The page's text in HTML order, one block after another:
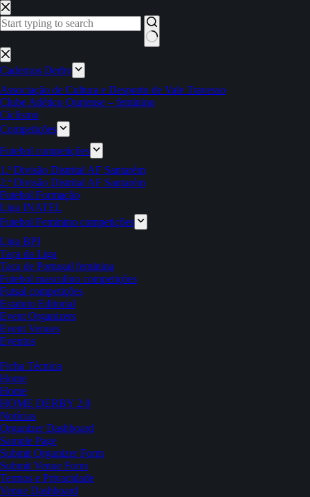
Pular
para
o
Sem
resultados
Cadernos Derby
Associação de Cultura e Desporto de Vale Travesso
Clube Atlético Ouriense – feminino
Ciclismo
Competições
Futebol competições
1.ª Divisão Distrital AF Santarém
2.ª Divisão Distrital AF Santarém
Futebol Formação
Liga INATEL
Futebol Feminino competições
Liga BPI
Taça da Liga
Taça de Portugal feminina
Futebol masculino competições
Futsal competições
Estatuto Editorial
Event Organizers
Event Venues
Eventos
Ficha Técnica
Home
Home
HOME DERBY 2.0
Notícias
Organizer Dashboard
Sample Page
Submit Organizer Form
Submit Venue Form
Termos e Privacidade
Venue Dashboard